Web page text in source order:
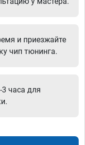
и приезжайте
чип тюнинга.
часа для